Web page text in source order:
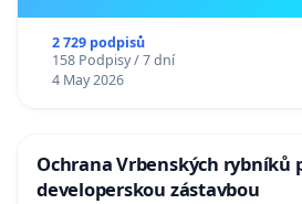
2 729 podpisů
158 Podpisy / 7 dní
4 May 2026
Ochrana Vrbenských rybníků
developerskou zástavbou